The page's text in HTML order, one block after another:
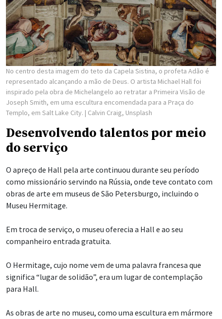
No centro desta imagem do teto da Capela Sistina, o profeta Adão é
representado alcançando a mão de Deus. O artista Michael Hall foi
inspirado pela obra de Michelangelo ao retratar a Primeira Visão de
Joseph Smith, em uma escultura encomendada para a Praça do
Templo, em Salt Lake City. | Calvin Craig, Unsplash
Desenvolvendo talentos por meio
do serviço
O apreço de Hall pela arte continuou durante seu período
como missionário servindo na Rússia, onde teve contato com
obras de arte em museus de São Petersburgo, incluindo o
Museu Hermitage.
Em troca de serviço, o museu oferecia a Hall e ao seu
companheiro entrada gratuita.
O Hermitage, cujo nome vem de uma palavra francesa que
significa “lugar de solidão”, era um lugar de contemplação
para Hall.
As obras de arte no museu, como uma escultura em mármore